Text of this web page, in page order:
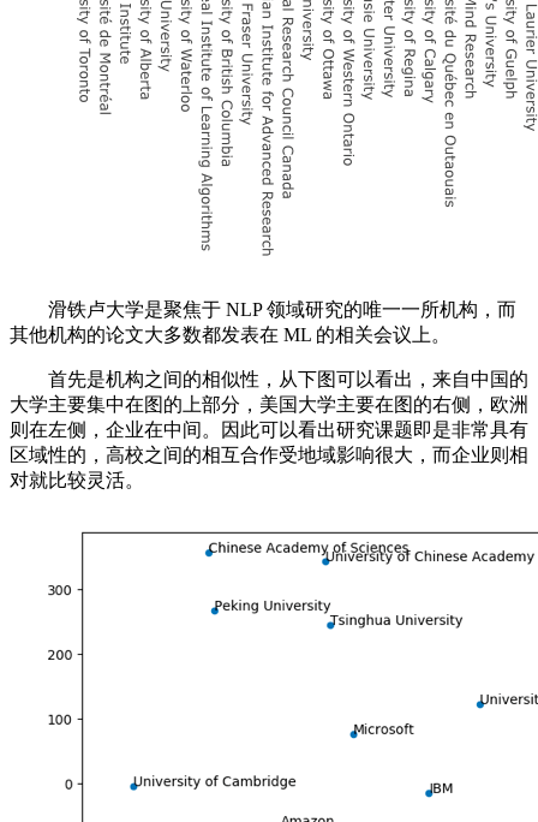
滑铁卢大学是聚焦于 NLP 领域研究的唯一一所机构，而
其他机构的论文大多数都发表在 ML 的相关会议上。
首先是机构之间的相似性，从下图可以看出，来自中国的
大学主要集中在图的上部分，美国大学主要在图的右侧，欧洲
则在左侧，企业在中间。因此可以看出研究课题即是非常具有
区域性的，高校之间的相互合作受地域影响很大，而企业则相
对就比较灵活。